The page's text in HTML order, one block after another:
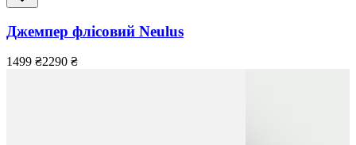
Джемпер флісовий Neulus
1499 ₴2290 ₴